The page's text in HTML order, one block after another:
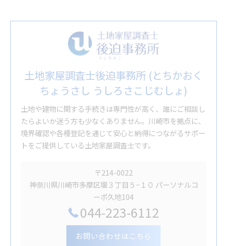
土地家屋調査士後迫事務所 (とちかおく
ちょうさし うしろさこじむしょ)
土地や建物に関する手続きは専門性が高く、誰にご相談し
たらよいか迷う方も少なくありません。川崎市を拠点に、
境界確認や各種登記を通じて安心と納得につながるサポー
トをご提供している土地家屋調査士です。
〒214-0022
神奈川県川崎市多摩区堰３丁目５−１０ パーソナルコ
ーポ久地104
044-223-6112
お問い合わせはこちら